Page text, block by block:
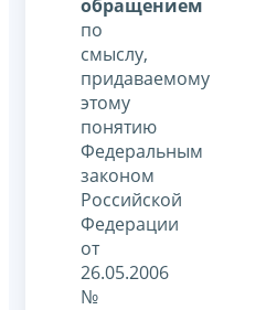
обращением
по
смыслу,
придаваемому
этому
понятию
Федеральным
законом
Российской
Федерации
от
26.05.2006
№